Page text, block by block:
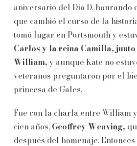
aniversario del Día D, honrando
que cambió el curso de la
tomó lugar en Portsmouth y
Carlos y la reina Camilla,
William, y aunque Kate no
veteranos preguntaron por el
princesa de Gales.
Fue con la charla entre William
cien años, Geoffrey Weaving,
después del homenaje.